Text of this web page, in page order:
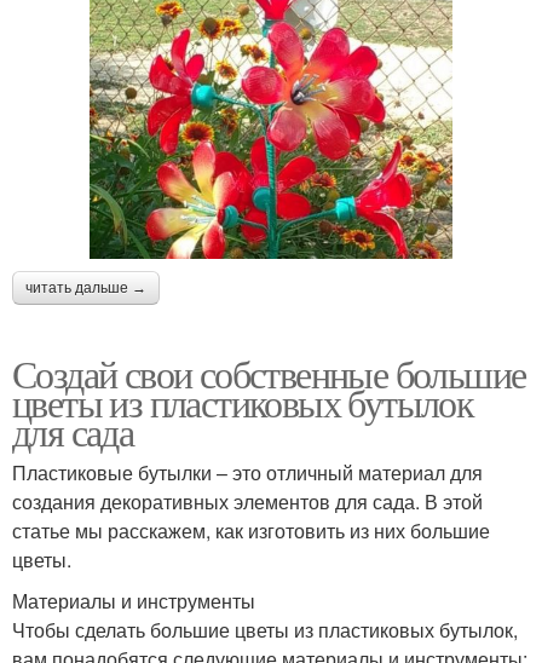
читать дальше →
Создай свои собственные большие
цветы из пластиковых бутылок
для сада
Пластиковые бутылки – это отличный материал для
создания декоративных элементов для сада. В этой
статье мы расскажем, как изготовить из них большие
цветы.
Материалы и инструменты
Чтобы сделать большие цветы из пластиковых бутылок,